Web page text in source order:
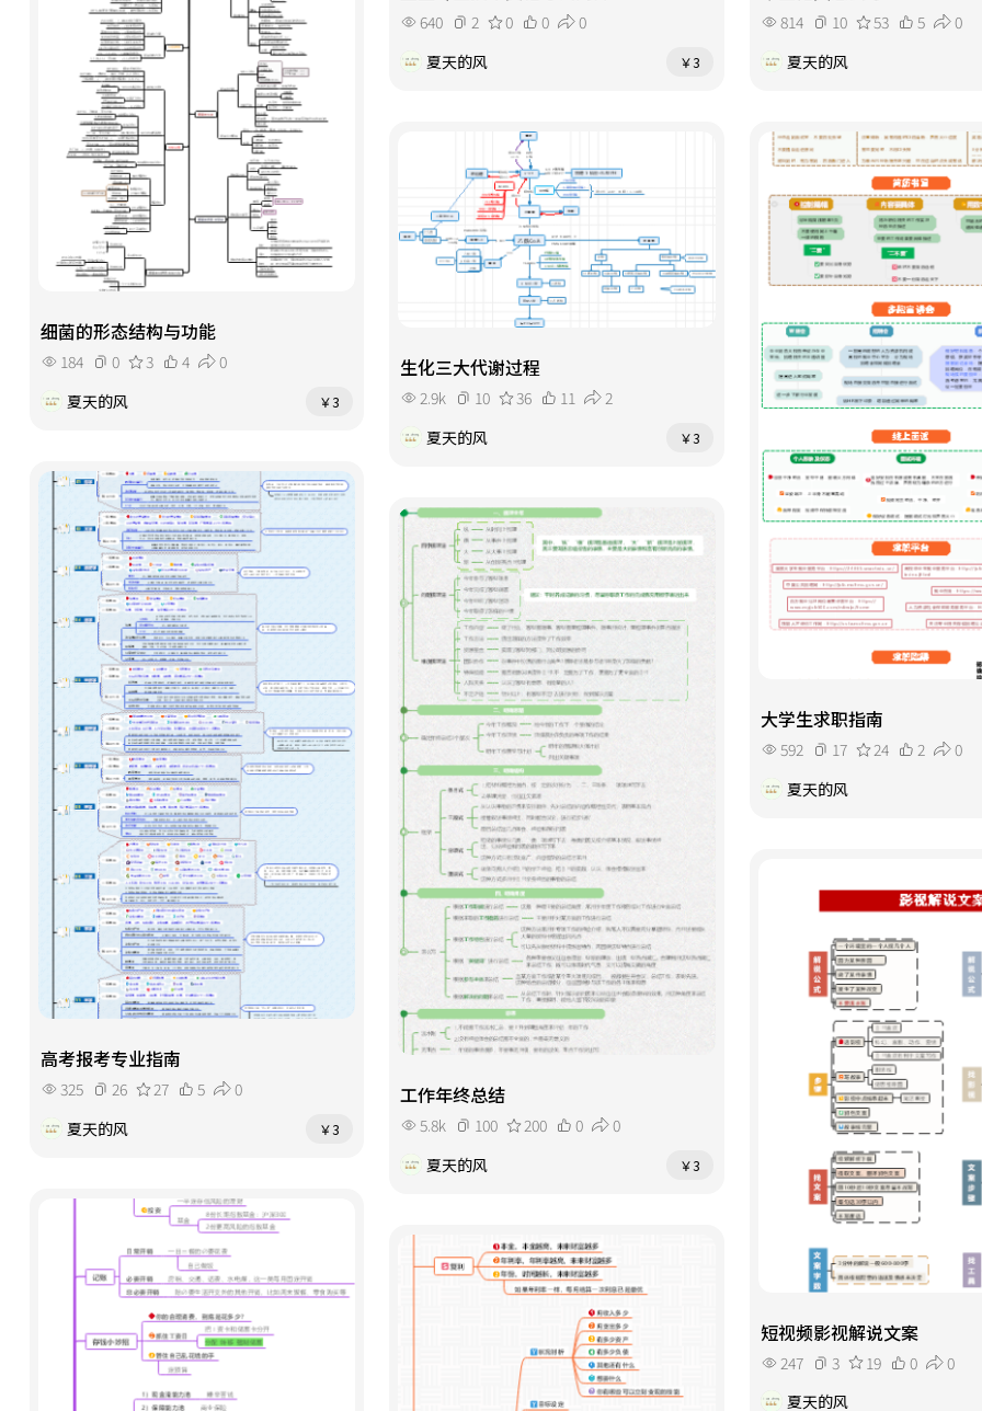
640 2 0 0
0
夏天的风
￥3
814 10 53 5
0
夏天的风
细菌的形态结构与功能
184 0 3 4
0
夏天的风
￥3
生化三大代谢过程
2.9k 10 36 11
2
夏天的风
￥3
大学生求职指南
592 17 24 2
0
夏天的风
高考报考专业指南
325 26 27 5
0
夏天的风
￥3
工作年终总结
5.8k 100 200 0
0
夏天的风
￥3
短视频影视解说文案
247 3 19 0
0
夏天的风